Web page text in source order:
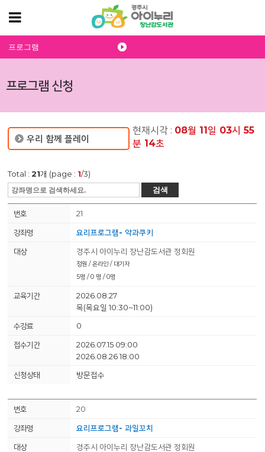
프로그램 신청
프로그램
우리 함께 플레이
현재시각 : 08월 11일 03시 55
분 15초
Total :21개 (page : 1/3)
검색
21
요리프로그램- 약과쿠키
경주시 아이누리 장난감도서관 정회원
정원 / 온라인 / 대기자
5명 / 0 명 / 0명
2026.08.27
목(목요일 10:30~11:00)
0
2026.07.15 09:00
2026.08.26 18:00
방문접수
20
요리프로그램- 과일꼬치
경주시 아이누리 장난감도서관 정회원